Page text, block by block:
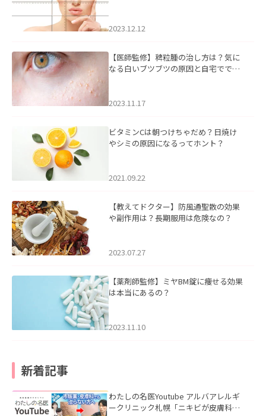
2023.12.12
【医師監修】稗粒腫の治し方は？気に
なる白いブツブツの原因と自宅ででき
2023.11.17
ビタミンCは朝つけちゃだめ？日焼け
やシミの原因になるってホント？
2021.09.22
【教えてドクター】防風通聖散の効果
や副作用は？長期服用は危険なの？
2023.07.27
【薬剤師監修】ミヤBM錠に痩せる効果
は本当にあるの？
2023.11.10
新着記事
わたしの名医Youtube アルバアレルギ
ークリニック札幌「ニキビが皮膚科で